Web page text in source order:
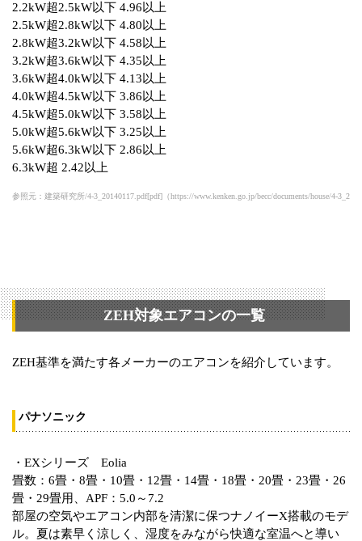
2.2kW超2.5kW以下 4.96以上
2.5kW超2.8kW以下 4.80以上
2.8kW超3.2kW以下 4.58以上
3.2kW超3.6kW以下 4.35以上
3.6kW超4.0kW以下 4.13以上
4.0kW超4.5kW以下 3.86以上
4.5kW超5.0kW以下 3.58以上
5.0kW超5.6kW以下 3.25以上
5.6kW超6.3kW以下 2.86以上
6.3kW超 2.42以上
参照元：建築研究所/4-3_20140117.pdf[pdf]（https://www.kenken.go.jp/becc/documents/house/4-
ZEH対象エアコンの一覧
ZEH基準を満たす各メーカーのエアコンを紹介しています。
パナソニック
・EXシリーズ Eolia
畳数：6畳・8畳・10畳・12畳・14畳・18畳・20畳・23畳・26
畳・29畳用、APF：5.0～7.2
部屋の空気やエアコン内部を清潔に保つナノイーX搭載のモデ
ル。夏は素早く涼しく、湿度をみながら快適な室温へと導い